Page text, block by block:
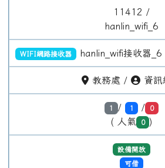
11412 /
hanlin_wifi_7
WIFI網路接收器 hanlin_wifi接收器_7
教務處 / 資訊
1 / 1 / 0
( 人氣 0 )
設備開放